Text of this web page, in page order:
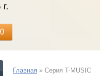
Главная » Серия T-MUSIC